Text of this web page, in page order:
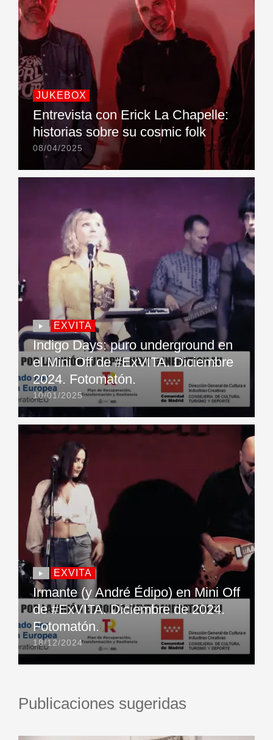
JUKEBOX
Entrevista con Erick La Chapelle:
historias sobre su cosmic folk
08/04/2025
EXVITA
Indigo Days: puro underground en
el Mini Off de #ExVITA. Diciembre
2024. Fotomatón.
10/01/2025
EXVITA
Irmante (y André Édipo) en Mini Off
de #ExVITA. Diciembre de 2024.
Fotomatón.
18/12/2024
Publicaciones sugeridas